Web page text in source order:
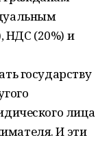
(20%) и
государству
лица
И эти